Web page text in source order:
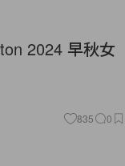
2024 早秋女